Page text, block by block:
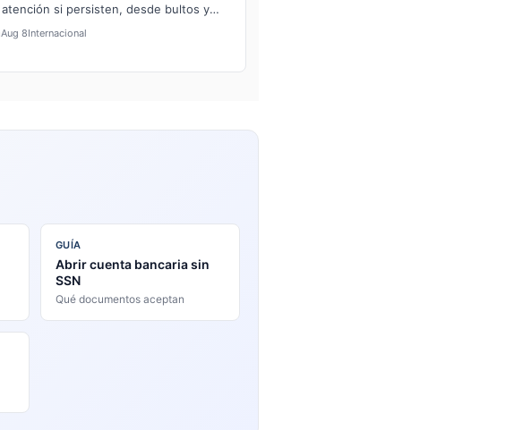
si persisten, desde bultos y
peso hasta sangrados y cambios inte…
Aug 8Internacional
GUÍA
Abrir cuenta bancaria sin
SSN
Qué documentos aceptan